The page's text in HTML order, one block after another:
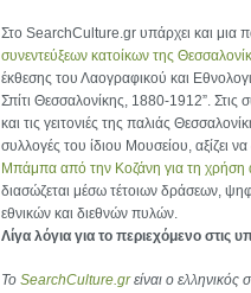
Στο SearchCulture.gr υπάρχει και μια
συνεντεύξεων κατοίκων της
έκθεσης του Λαογραφικού και
Σπίτι Θεσσαλονίκης, 1880-1912”. Στις
και τις γειτονιές της παλιάς
συλλογές του ίδιου Μουσείου, αξίζει να
Μπάμπα από την Κοζάνη για τη χρήση
διασώζεται μέσω τέτοιων δράσεων,
εθνικών και διεθνών πυλών.
Λίγα λόγια για το περιεχόμενο στις
Το SearchCulture.grείναι ο ελληνικός